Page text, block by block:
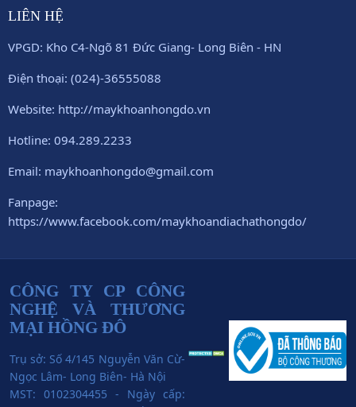
LIÊN HỆ
VPGD: Kho C4-Ngõ 81 Đức Giang- Long Biên - HN
Điện thoại: (024)-36555088
Website: http://maykhoanhongdo.vn
Hotline: 094.289.2233
Email: maykhoanhongdo@gmail.com
Fanpage:
https://www.facebook.com/maykhoandiachathongdo/
CÔNG TY CP CÔNG
NGHỆ VÀ THƯƠNG
MẠI HỒNG ĐÔ
Trụ sở: Số 4/145 Nguyễn Văn Cừ-
Ngọc Lâm- Long Biên- Hà Nội
MST: 0102304455 - Ngày cấp: